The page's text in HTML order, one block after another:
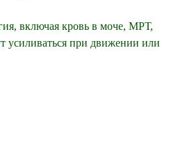
включая кровь в моче, МРТ,
усиливаться при движении или